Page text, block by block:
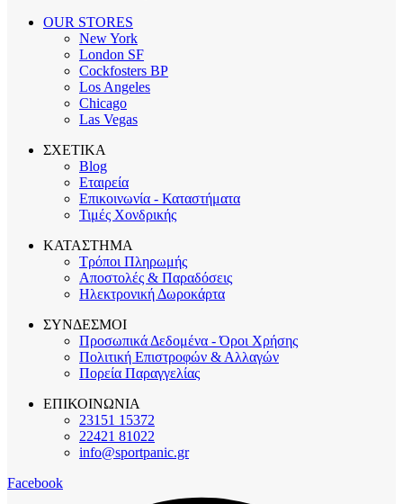
OUR STORES
New York
London SF
Cockfosters BP
Los Angeles
Chicago
Las Vegas
ΣΧΕΤΙΚΑ
Blog
Εταιρεία
Επικοινωνία - Καταστήματα
Τιμές Χονδρικής
ΚΑΤΑΣΤΗΜΑ
Τρόποι Πληρωμής
Αποστολές & Παραδόσεις
Ηλεκτρονική Δωροκάρτα
ΣΥΝΔΕΣΜΟΙ
Προσωπικά Δεδομένα - Όροι Χρήσης
Πολιτική Επιστροφών & Αλλαγών
Πορεία Παραγγελίας
ΕΠΙΚΟΙΝΩΝΙΑ
23151 15372
22421 81022
info@sportpanic.gr
Facebook